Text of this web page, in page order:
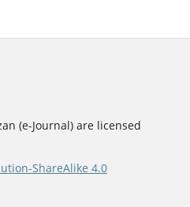
(e-Journal) are licensed
ShareAlike 4.0